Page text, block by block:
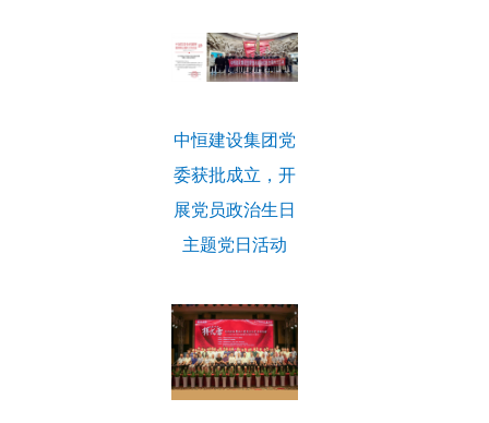
中恒建设集团党
委获批成立，开
展党员政治生日
主题党日活动